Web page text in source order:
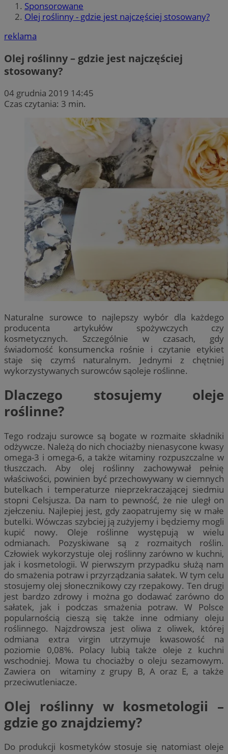
Sponsorowane
Olej roślinny - gdzie jest najczęściej stosowany?
reklama
Olej roślinny – gdzie jest najczęściej
stosowany?
04 grudnia 2019 14:45
Czas czytania: 3 min.
Naturalne surowce to najlepszy wybór dla każdego
producenta artykułów spożywczych czy
kosmetycznych. Szczególnie w czasach, gdy
świadomość konsumencka rośnie i czytanie etykiet
staje się czymś naturalnym. Jednymi z chętniej
wykorzystywanych surowców sąoleje roślinne.
Dlaczego stosujemy oleje
roślinne?
Tego rodzaju surowce są bogate w rozmaite składniki
odżywcze. Należą do nich chociażby nienasycone kwasy
omega-3 i omega-6, a także witaminy rozpuszczalne w
tłuszczach. Aby olej roślinny zachowywał pełnię
właściwości, powinien być przechowywany w ciemnych
butelkach i temperaturze nieprzekraczającej siedmiu
stopni Celsjusza. Da nam to pewność, że nie uległ on
zjełczeniu. Najlepiej jest, gdy zaopatrujemy się w małe
butelki. Wówczas szybciej ją zużyjemy i będziemy mogli
kupić nowy. Oleje roślinne występują w wielu
odmianach. Pozyskiwane są z rozmaitych roślin.
Człowiek wykorzystuje olej roślinny zarówno w kuchni,
jak i kosmetologii. W pierwszym przypadku służą nam
do smażenia potraw i przyrządzania sałatek. W tym celu
stosujemy olej słonecznikowy czy rzepakowy. Ten drugi
jest bardzo zdrowy i można go dodawać zarówno do
sałatek, jak i podczas smażenia potraw. W Polsce
popularnością cieszą się także inne odmiany oleju
roślinnego. Najzdrowsza jest oliwa z oliwek, której
odmiana extra virgin utrzymuje kwasowość na
poziomie 0,08%. Polacy lubią także oleje z kuchni
wschodniej. Mowa tu chociażby o oleju sezamowym.
Zawiera on witaminy z grupy B, A oraz E, a także
przeciwutleniacze.
Olej roślinny w kosmetologii –
gdzie go znajdziemy?
Do produkcji kosmetyków stosuje się natomiast oleje